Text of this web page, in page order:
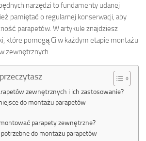
narzędzi to fundamenty udanej
pamiętać o regularnej konserwacji, aby
parapetów. W artykule znajdziesz
które pomogą Ci w każdym etapie montażu
zewnętrznych.
zewnętrznych i ich zastosowanie?
do montażu parapetów
parapety zewnętrzne?
potrzebne do montażu parapetów